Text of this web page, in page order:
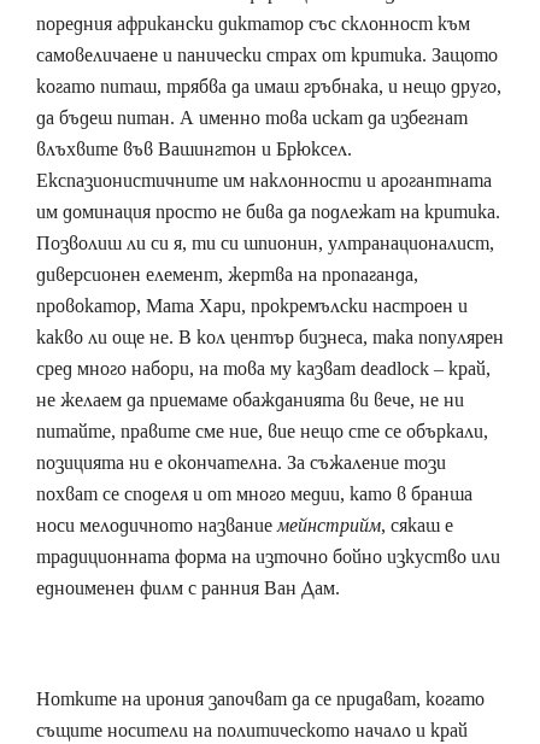
поредния африкански диктатор със склонност към
самовеличаене и панически страх от критика. Защото
когато питаш, трябва да имаш гръбнака, и нещо друго,
да бъдеш питан. А именно това искат да избегнат
влъхвите във Вашингтон и Брюксел.
Експазионистичните им наклонности и арогантната
им доминация просто не бива да подлежат на критика.
Позволиш ли си я, ти си шпионин, ултранационалист,
диверсионен елемент, жертва на пропаганда,
провокатор, Мата Хари, прокремълски настроен и
какво ли още не. В кол център бизнеса, така популярен
сред много набори, на това му казват deadlock – край,
не желаем да приемаме обажданията ви вече, не ни
питайте, правите сме ние, вие нещо сте се объркали,
позицията ни е окончателна. За съжаление този
похват се споделя и от много медии, като в бранша
носи мелодичното названиемейнстрийм, сякаш е
традиционната форма на източно бойно изкуство или
едноименен филм с ранния Ван Дам.
Нотките на ирония започват да се придават, когато
същите носители на политическото начало и край